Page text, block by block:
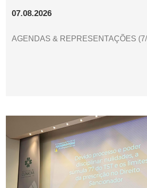
07.08.2026
AGENDAS & REPRESENTAÇÕES